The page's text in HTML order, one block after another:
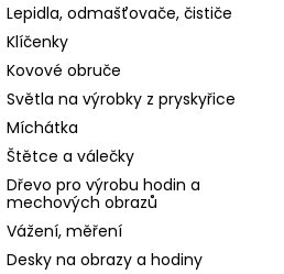
Lepidla, odmašťovače, čističe
Klíčenky
Kovové obruče
Světla na výrobky z pryskyřice
Míchátka
Štětce a válečky
Dřevo pro výrobu hodin a
mechových obrazů
Vážení, měření
Desky na obrazy a hodiny